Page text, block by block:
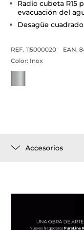
Radio cubeta R15
evacuación del
Desagüe
REF. 115000020
EAN.
Color: Inox
Accesorios